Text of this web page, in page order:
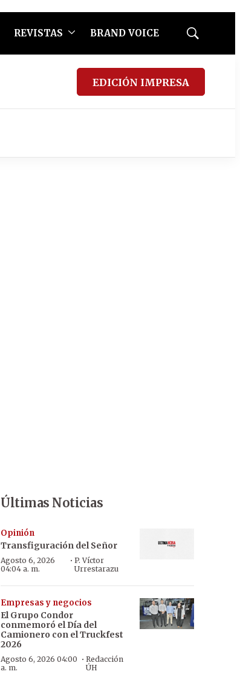
REVISTAS BRAND VOICE
Mostrar
EDICIÓN IMPRESA
Últimas Noticias
Opinión
Transfiguración del Señor
Agosto 6, 2026
04:04 a. m.
· P. Víctor
Urrestarazu
Empresas y negocios
El Grupo Condor
conmemoró el Día del
Camionero con el Truckfest
2026
Agosto 6, 2026 04:00
a. m.
· Redacción
ÚH